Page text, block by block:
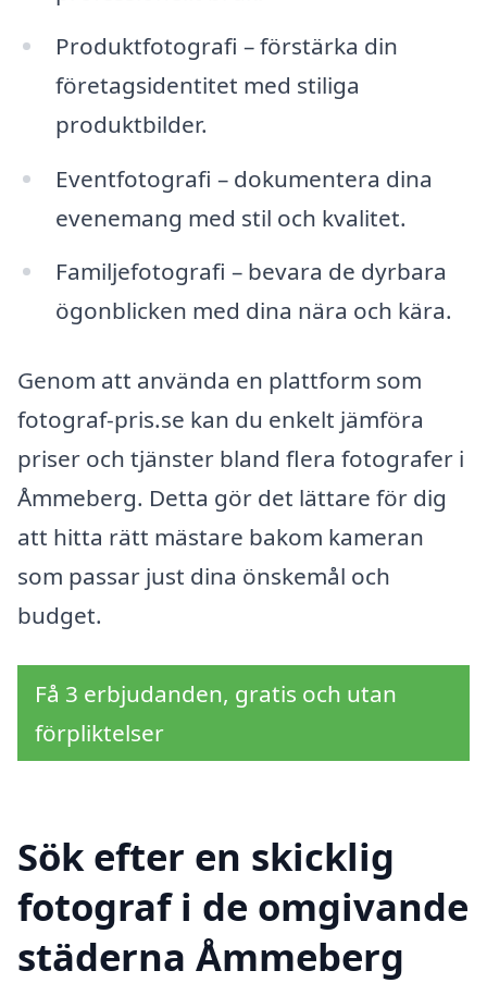
Produktfotografi – förstärka din
företagsidentitet med stiliga
produktbilder.
Eventfotografi – dokumentera dina
evenemang med stil och kvalitet.
Familjefotografi – bevara de dyrbara
ögonblicken med dina nära och kära.
Genom att använda en plattform som
fotograf-pris.se kan du enkelt jämföra
priser och tjänster bland flera fotografer i
Åmmeberg. Detta gör det lättare för dig
att hitta rätt mästare bakom kameran
som passar just dina önskemål och
budget.
Få 3 erbjudanden, gratis och utan
förpliktelser
Sök efter en skicklig
fotograf i de omgivande
städerna Åmmeberg